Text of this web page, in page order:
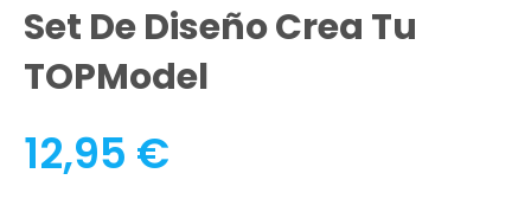
Set De Diseño Crea Tu
TOPModel
12,95 €